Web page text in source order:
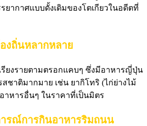
ยากาศแบบดั้งเดิมของโตเกียวในอดีตที่
งถิ่นหลากหลาย
รียงรายตามตรอกแคบๆ ซึ่งมีอาหารญี่ปุ่น
สชาติมากมาย เช่น ยากิโทริ (ไก่ย่างไม้
อาหารอื่นๆ ในราคาที่เป็นมิตร
รณ์การกินอาหารริมถนน